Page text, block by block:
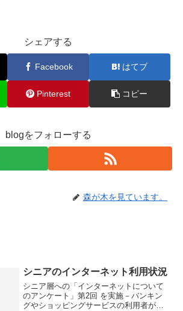
シェアする
Facebook はてブ
Pinterest コピー
blogをフォローする
森が木を見ています。
シニアのインターネット利用状況
シニア層への「インターネットについて
のアンケート」第2回 を実施－バンキン
グやショッピングサービスの利用者が増